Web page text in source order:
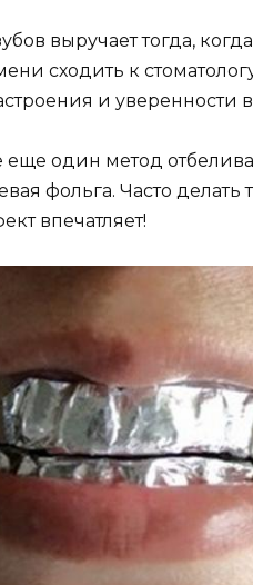
выручает тогда,
сходить к
и уверенности
еще один метод
фольга. Часто
впечатляет!